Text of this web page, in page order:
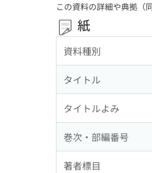
この資料の詳細や典拠（
紙
資料種別
タイトル
タイトルよみ
巻次・部編番号
著者標目